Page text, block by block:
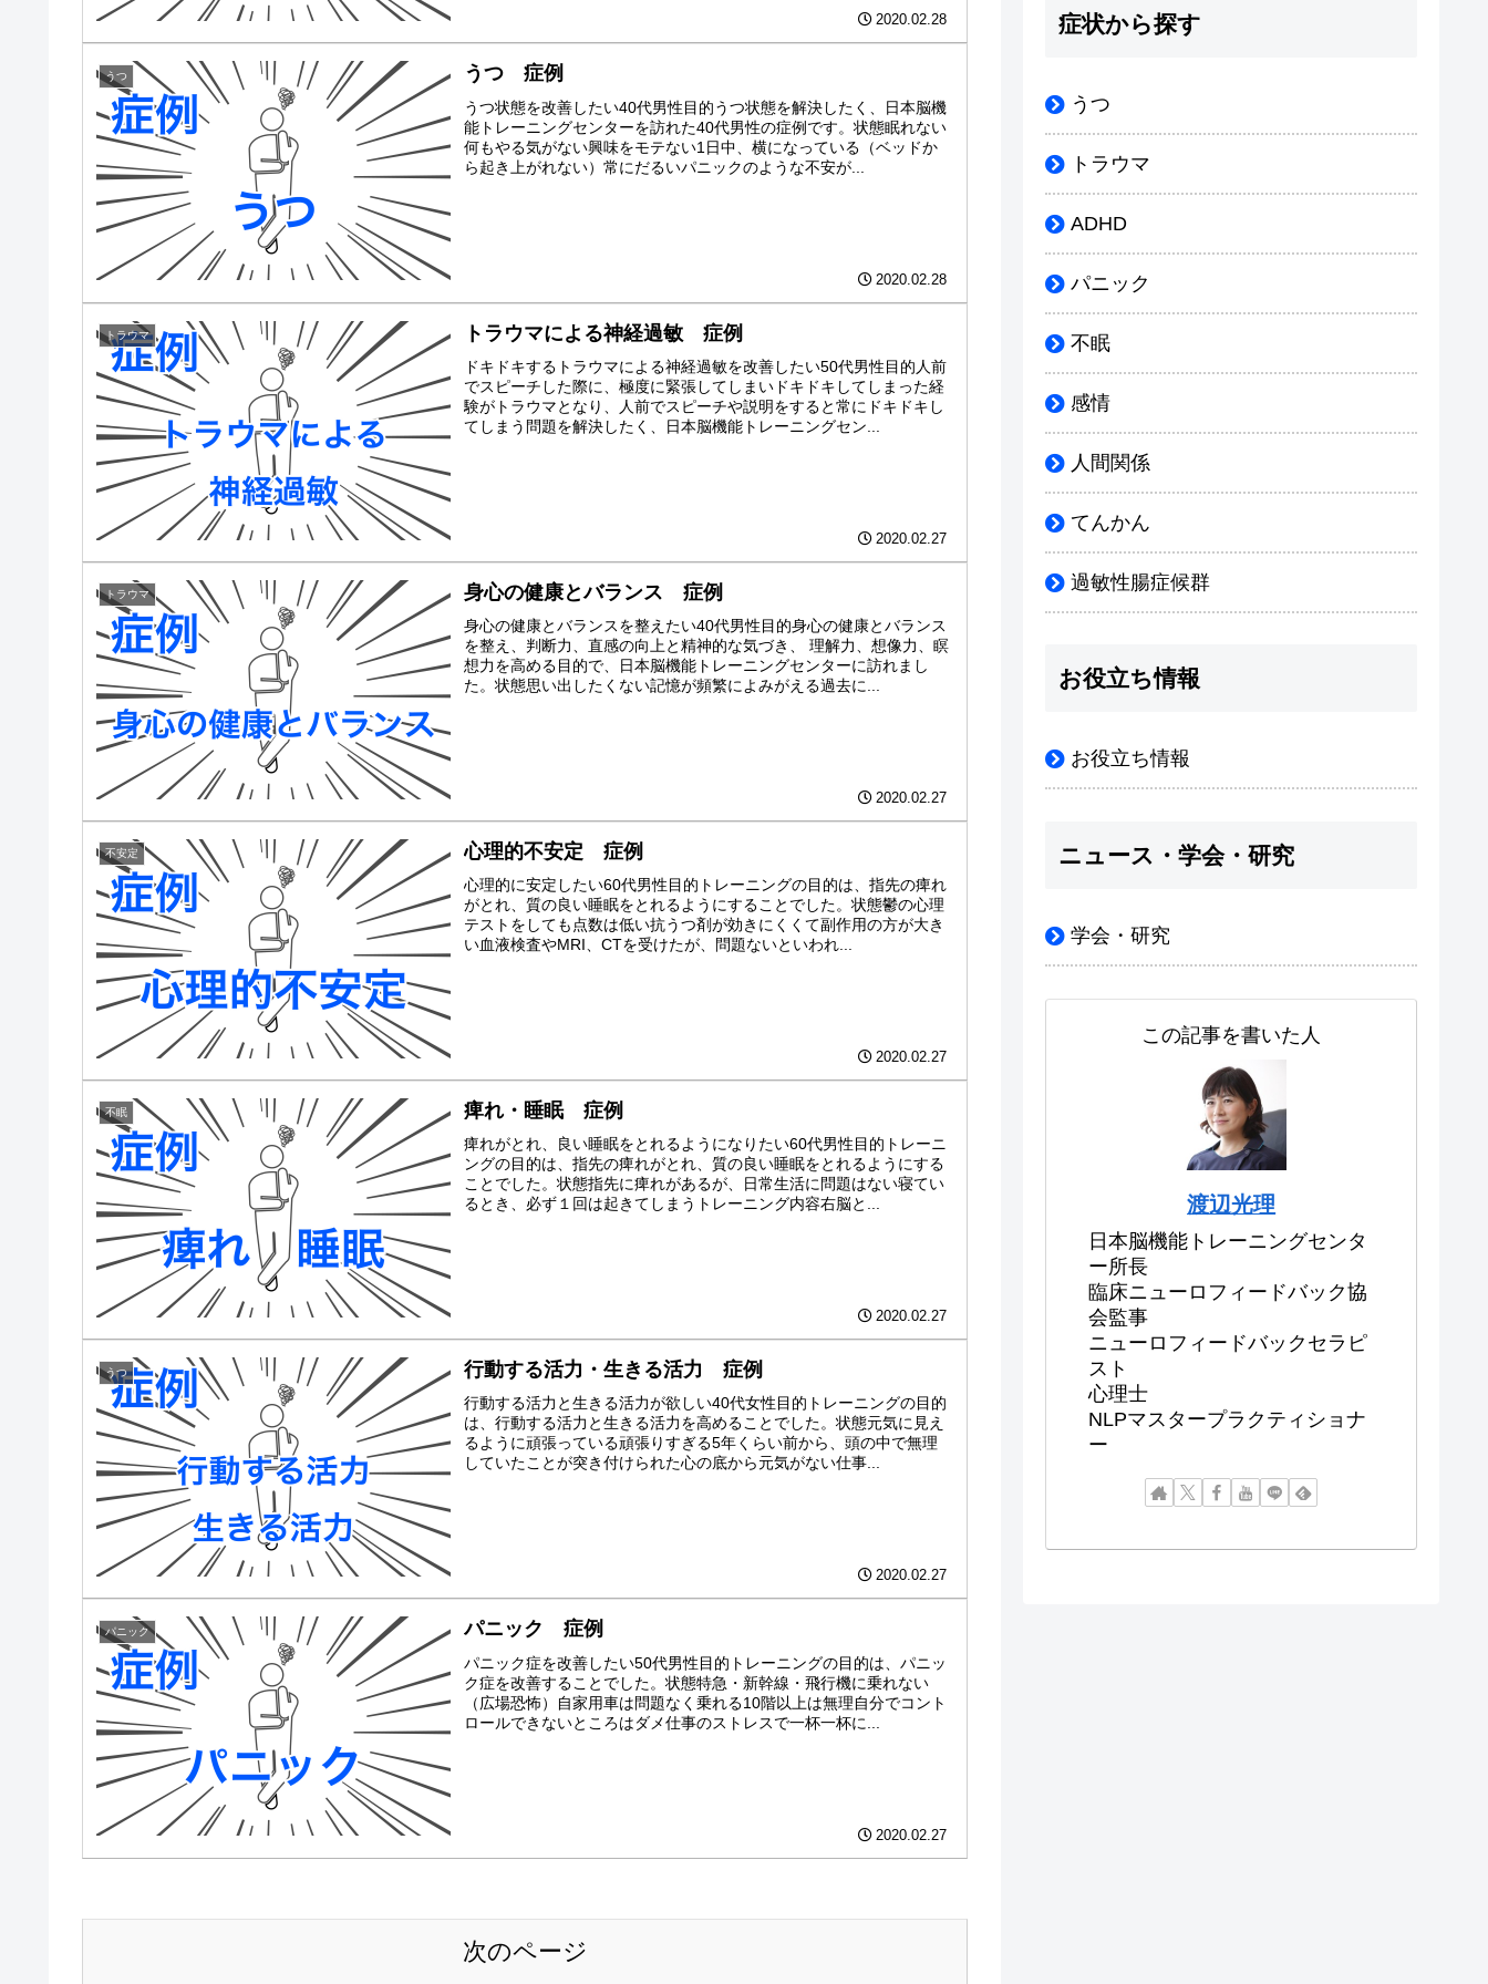
2020.02.28
うつ うつ 症例
うつ状態を改善したい40代男性目的うつ状態を解決したく、日本脳機
能トレーニングセンターを訪れた40代男性の症例です。状態眠れない
何もやる気がない興味をモテない1日中、横になっている（ベッドか
ら起き上がれない）常にだるいパニックのような不安が...
2020.02.28
トラウマ トラウマによる神経過敏 症例
ドキドキするトラウマによる神経過敏を改善したい50代男性目的人前
でスピーチした際に、極度に緊張してしまいドキドキしてしまった経
験がトラウマとなり、人前でスピーチや説明をすると常にドキドキし
てしまう問題を解決したく、日本脳機能トレーニングセン...
2020.02.27
トラウマ 身心の健康とバランス 症例
身心の健康とバランスを整えたい40代男性目的身心の健康とバランス
を整え、判断力、直感の向上と精神的な気づき、 理解力、想像力、瞑
想力を高める目的で、日本脳機能トレーニングセンターに訪れまし
た。状態思い出したくない記憶が頻繁によみがえる過去に...
2020.02.27
不安定 心理的不安定 症例
心理的に安定したい60代男性目的トレーニングの目的は、指先の痺れ
がとれ、質の良い睡眠をとれるようにすることでした。状態鬱の心理
テストをしても点数は低い抗うつ剤が効きにくくて副作用の方が大き
い血液検査やMRI、CTを受けたが、問題ないといわれ...
2020.02.27
不眠 痺れ・睡眠 症例
痺れがとれ、良い睡眠をとれるようになりたい60代男性目的トレーニ
ングの目的は、指先の痺れがとれ、質の良い睡眠をとれるようにする
ことでした。状態指先に痺れがあるが、日常生活に問題はない寝てい
るとき、必ず１回は起きてしまうトレーニング内容右脳と...
2020.02.27
うつ 行動する活力・生きる活力 症例
行動する活力と生きる活力が欲しい40代女性目的トレーニングの目的
は、行動する活力と生きる活力を高めることでした。状態元気に見え
るように頑張っている頑張りすぎる5年くらい前から、頭の中で無理
していたことが突き付けられた心の底から元気がない仕事...
2020.02.27
パニック パニック 症例
パニック症を改善したい50代男性目的トレーニングの目的は、パニッ
ク症を改善することでした。状態特急・新幹線・飛行機に乗れない
（広場恐怖）自家用車は問題なく乗れる10階以上は無理自分でコント
ロールできないところはダメ仕事のストレスで一杯一杯に...
2020.02.27
次のページ
症状から探す
うつ
トラウマ
ADHD
パニック
不眠
感情
人間関係
てんかん
過敏性腸症候群
お役立ち情報
お役立ち情報
ニュース・学会・研究
学会・研究
この記事を書いた人
渡辺光理
日本脳機能トレーニングセンタ
ー所長
臨床ニューロフィードバック協
会監事
ニューロフィードバックセラピ
スト
心理士
NLPマスタープラクティショナ
ー